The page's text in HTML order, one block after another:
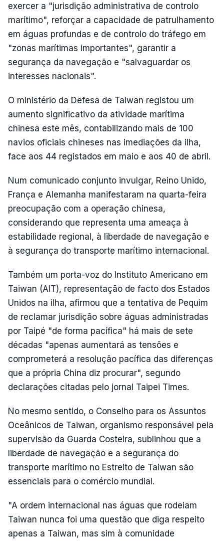
exercer a "jurisdição administrativa de controlo
marítimo", reforçar a capacidade de patrulhamento
em águas profundas e de controlo do tráfego em
"zonas marítimas importantes", garantir a
segurança da navegação e "salvaguardar os
interesses nacionais".
O ministério da Defesa de Taiwan registou um
aumento significativo da atividade marítima
chinesa este mês, contabilizando mais de 100
navios oficiais chineses nas imediações da ilha,
face aos 44 registados em maio e aos 40 de abril.
Num comunicado conjunto invulgar, Reino Unido,
França e Alemanha manifestaram na quarta-feira
preocupação com a operação chinesa,
considerando que representa uma ameaça à
estabilidade regional, à liberdade de navegação e
à segurança do transporte marítimo internacional.
Também um porta-voz do Instituto Americano em
Taiwan (AIT), representação de facto dos Estados
Unidos na ilha, afirmou que a tentativa de Pequim
de reclamar jurisdição sobre águas administradas
por Taipé "de forma pacífica" há mais de sete
décadas "apenas aumentará as tensões e
comprometerá a resolução pacífica das diferenças
que a própria China diz procurar", segundo
declarações citadas pelo jornal Taipei Times.
No mesmo sentido, o Conselho para os Assuntos
Oceânicos de Taiwan, organismo responsável pela
supervisão da Guarda Costeira, sublinhou que a
liberdade de navegação e a segurança do
transporte marítimo no Estreito de Taiwan são
essenciais para o comércio mundial.
"A ordem internacional nas águas que rodeiam
Taiwan nunca foi uma questão que diga respeito
apenas a Taiwan, mas sim à comunidade